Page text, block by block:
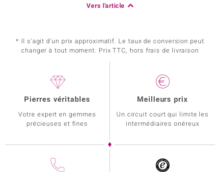
Vers l'article
* Il s'agit d'un prix approximatif. Le taux de conversion peut
changer à tout moment. Prix TTC, hors frais de livraison
Pierres véritables
Votre expert en gemmes
précieuses et fines
Meilleurs prix
Un circuit court qui limite les
intermédiaires onéreux